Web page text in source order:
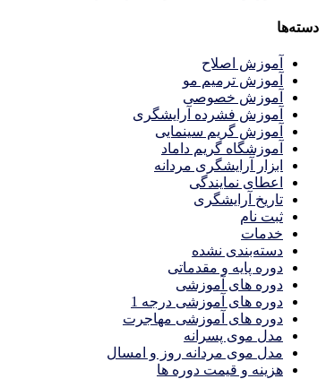
دسته‌ها
آموزش اصلاح
آموزش ترمیم مو
آموزش خصوصی
آموزش فشرده آرایشگری
آموزش گریم سینمایی
آموزشگاه گریم داماد
ابزار آرایشگری مردانه
اعطای نمایندگی
تاریخ آرایشگری
ثبت نام
خدمات
دسته‌بندی نشده
دوره پایه و مقدماتی
دوره های آموزشی
دوره های آموزشی درجه 1
دوره های آموزشی مهاجرت
مدل موی پسرانه
مدل موی مردانه روز و امسال
هزینه و قیمت دوره ها